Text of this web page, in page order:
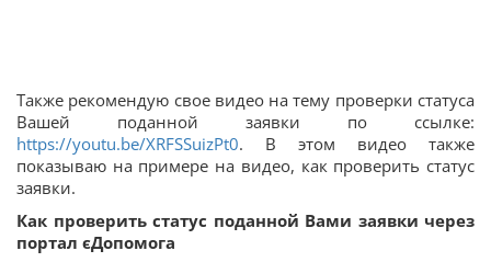
Также рекомендую свое видео на тему проверки статуса
Вашей поданной заявки по ссылке:
https://youtu.be/XRFSSuizPt0. В этом видео также
показываю на примере на видео, как проверить статус
заявки.
Как проверить статус поданной Вами заявки через
портал єДопомога